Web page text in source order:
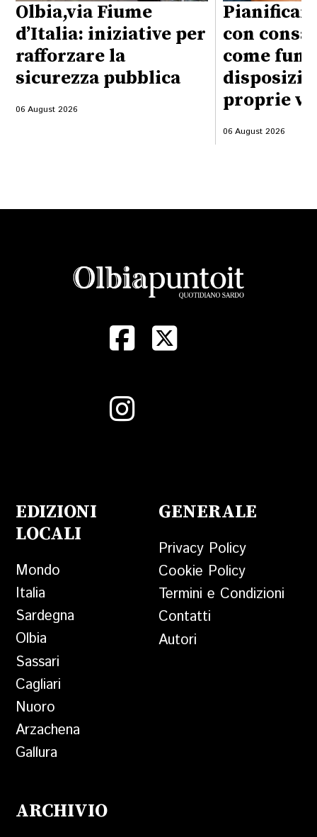
Olbia,via Fiume
d’Italia: iniziative per
rafforzare la
sicurezza pubblica
06 August 2026
con
come
proprie
06 August 2026
EDIZIONI
LOCALI
Mondo
Italia
Sardegna
Olbia
Sassari
Cagliari
Nuoro
Arzachena
Gallura
GENERALE
Privacy Policy
Cookie Policy
Termini e Condizioni
Contatti
Autori
ARCHIVIO